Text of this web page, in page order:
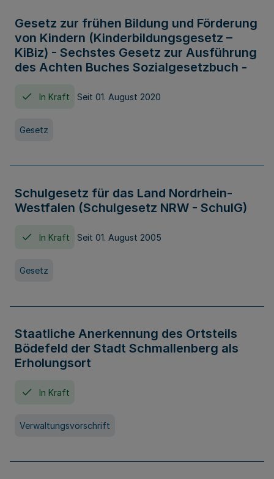
Gesetz zur frühen Bildung und Förderung
von Kindern (Kinderbildungsgesetz –
KiBiz) - Sechstes Gesetz zur Ausführung
des Achten Buches Sozialgesetzbuch -
In Kraft Seit 01. August 2020
Gesetz
Schulgesetz für das Land Nordrhein-
Westfalen (Schulgesetz NRW - SchulG)
In Kraft Seit 01. August 2005
Gesetz
Staatliche Anerkennung des Ortsteils
Bödefeld der Stadt Schmallenberg als
Erholungsort
In Kraft
Verwaltungsvorschrift